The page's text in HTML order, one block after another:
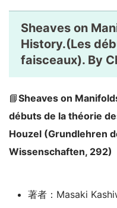
Sheaves on
History.(Les
faisceaux). By
📘Sheaves on
débuts de la théorie
Houzel (Grundlehren
Wissenschaften, 292)
著者：Masaki